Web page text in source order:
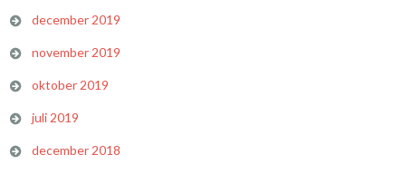
december 2019
november 2019
oktober 2019
juli 2019
december 2018